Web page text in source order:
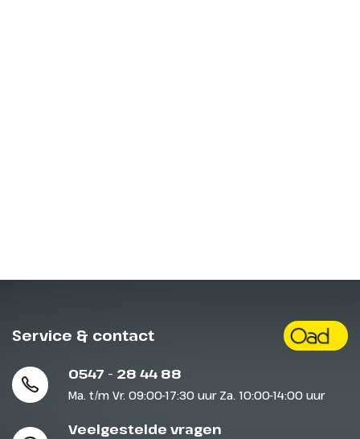
Service & contact
0547 - 28 44 88
Ma. t/m Vr. 09:00-17:30 uur Za. 10:00-14:00 uur
Veelgestelde vragen